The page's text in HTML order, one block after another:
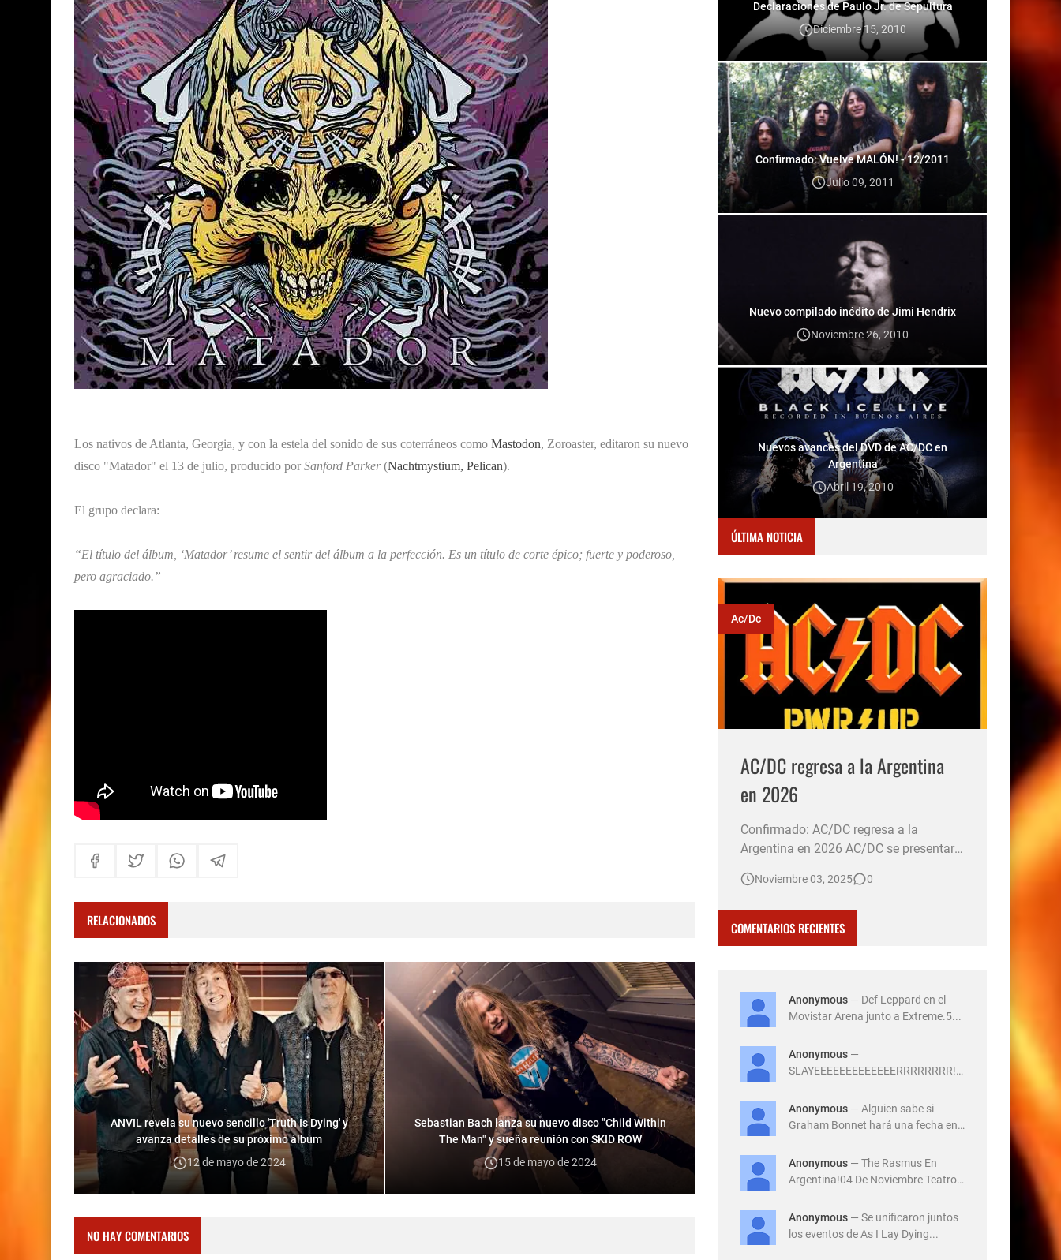
Los nativos de Atlanta, Georgia, y con la estela del sonido de sus coterráneos como Mastodon, Zoroaster, editaron su nuevo
disco "Matador" el 13 de julio, producido por Sanford Parker(Nachtmystium, Pelican).
El grupo declara:
“El título del álbum, ‘Matador’ resume el sentir del álbum a la perfección. Es un título de corte épico; fuerte y poderoso,
pero agraciado.”
RELACIONADOS
ANVIL revela su nuevo sencillo 'Truth Is Dying' y
avanza detalles de su próximo álbum
12 de mayo de 2024
Sebastian Bach lanza su nuevo disco "Child Within
The Man" y sueña reunión con SKID ROW
15 de mayo de 2024
NO HAY COMENTARIOS
Declaraciones de Paulo Jr. de Sepultura
Diciembre 15, 2010
Confirmado: Vuelve MALÓN! - 12/2011
Julio 09, 2011
Nuevo compilado inédito de Jimi Hendrix
Noviembre 26, 2010
Nuevos avances del DVD de AC/DC en
Argentina
Abril 19, 2010
ÚLTIMA NOTICIA
Ac/dc
AC/DC regresa a la Argentina
en 2026
Confirmado: AC/DC regresa a la
Argentina en 2026 AC/DC se presentará
River Plate de Argentina, como parte de
entradas saldrán a la venta el 7 de
noviembre a las 10:00 horas a través de
Noviembre 03, 2025 0
COMENTARIOS RECIENTES
Anonymous — Def Leppard en el
Movistar Arena junto a Extreme.5...
Anonymous —
SLAYEEEEEEEEEEEEERRRRRRRR!!!
Anonymous — Alguien sabe si
Graham Bonnet hará una fecha en
Anonymous — The Rasmus En
Argentina!04 De Noviembre Teatro
Anonymous — Se unificaron juntos
los eventos de As I Lay Dying...